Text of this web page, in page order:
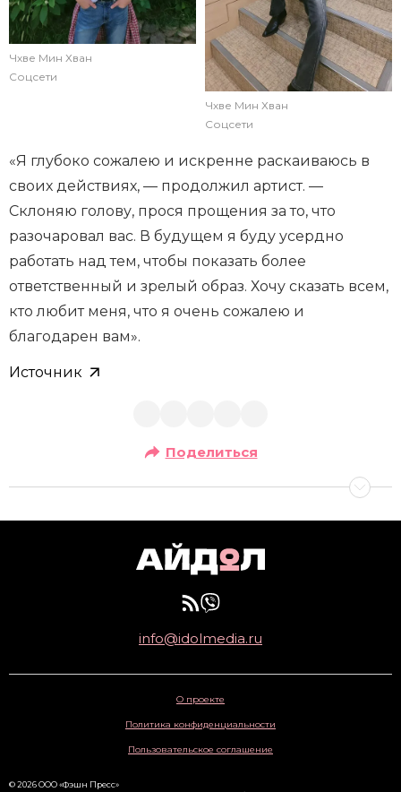
Чхве Мин Хван
Соцсети
Чхве Мин Хван
Соцсети
«Я глубоко сожалею и искренне раскаиваюсь в
своих действиях, — продолжил артист. —
Склоняю голову, прося прощения за то, что
разочаровал вас. В будущем я буду усердно
работать над тем, чтобы показать более
ответственный и зрелый образ. Хочу сказать всем,
кто любит меня, что я очень сожалею и
благодарен вам».
Источник
Поделиться
info@idolmedia.ru
О проекте
Политика конфиденциальности
Пользовательское соглашение
© 2026 ООО «Фэшн Пресс»